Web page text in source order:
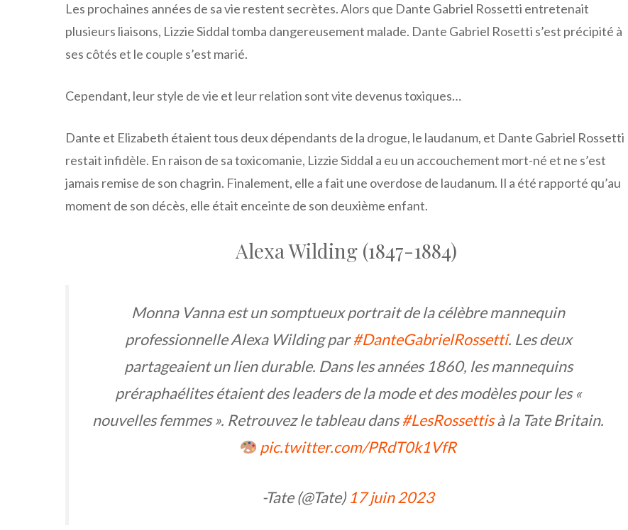
Les prochaines années de sa vie restent secrètes. Alors que Dante Gabriel Rossetti entretenait
plusieurs liaisons, Lizzie Siddal tomba dangereusement malade. Dante Gabriel Rosetti s’est précipité à
ses côtés et le couple s’est marié.
Cependant, leur style de vie et leur relation sont vite devenus toxiques…
Dante et Elizabeth étaient tous deux dépendants de la drogue, le laudanum, et Dante Gabriel Rossetti
restait infidèle. En raison de sa toxicomanie, Lizzie Siddal a eu un accouchement mort-né et ne s’est
jamais remise de son chagrin. Finalement, elle a fait une overdose de laudanum. Il a été rapporté qu’au
moment de son décès, elle était enceinte de son deuxième enfant.
Alexa Wilding (1847-1884)
Monna Vanna est un somptueux portrait de la célèbre mannequin
professionnelle Alexa Wilding par#DanteGabrielRossetti. Les deux
partageaient un lien durable. Dans les années 1860, les mannequins
préraphaélites étaient des leaders de la mode et des modèles pour les «
nouvelles femmes ». Retrouvez le tableau dans#LesRossettisà la Tate Britain.
pic.twitter.com/PRdT0k1VfR
-Tate (@Tate)17 juin 2023